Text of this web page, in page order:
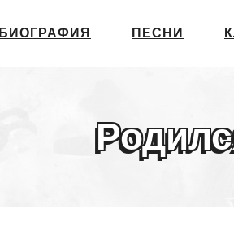
БИОГРАФИЯ ПЕСНИ